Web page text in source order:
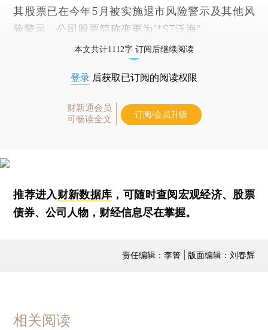
其股票已在今年5月被实施退市风险警示及其他风
险警示，公司股票简称变更为“*ST泛海”。
本文共计1112字 订阅后继续阅读
登录 后获取已订阅的阅读权限
财新通会员
可畅读全文
订阅/会员升级
推荐进入财新数据库 ，可随时查阅宏观经济、股票
债券、公司人物，财经信息尽在掌握。
责任编辑：李箐 | 版面编辑：刘春辉
相关阅读